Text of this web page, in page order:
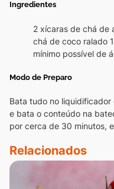
Ingredientes
2 xícaras de chá de
chá de coco ralado
mínimo possível de
Modo de Preparo
Bata tudo no
e bata o conteúdo na
por cerca de 30 minutos,
Relacionados